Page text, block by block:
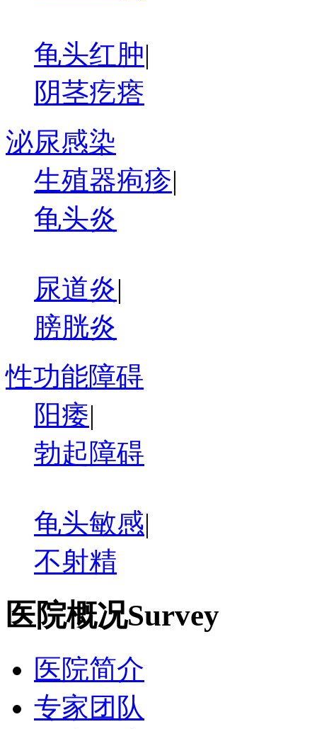
龟头红肿|
阴茎疙瘩
泌尿感染
生殖器疱疹|
龟头炎
尿道炎|
膀胱炎
性功能障碍
阳痿|
勃起障碍
龟头敏感|
不射精
医院概况Survey
医院简介
专家团队